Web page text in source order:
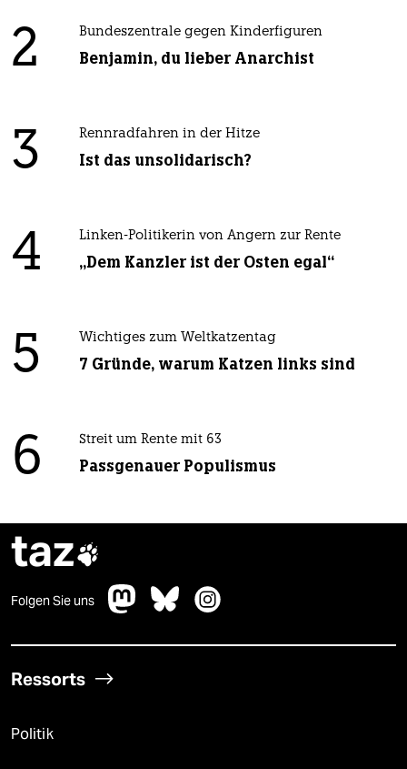
2 Bundeszentrale gegen Kinderfiguren
Benjamin, du lieber Anarchist
3 Rennradfahren in der Hitze
Ist das unsolidarisch?
4 Linken-Politikerin von Angern zur Rente
„Dem Kanzler ist der Osten egal“
5 Wichtiges zum Weltkatzentag
7 Gründe, warum Katzen links sind
6 Streit um Rente mit 63
Passgenauer Populismus
taz
Folgen Sie uns
Ressorts
Politik